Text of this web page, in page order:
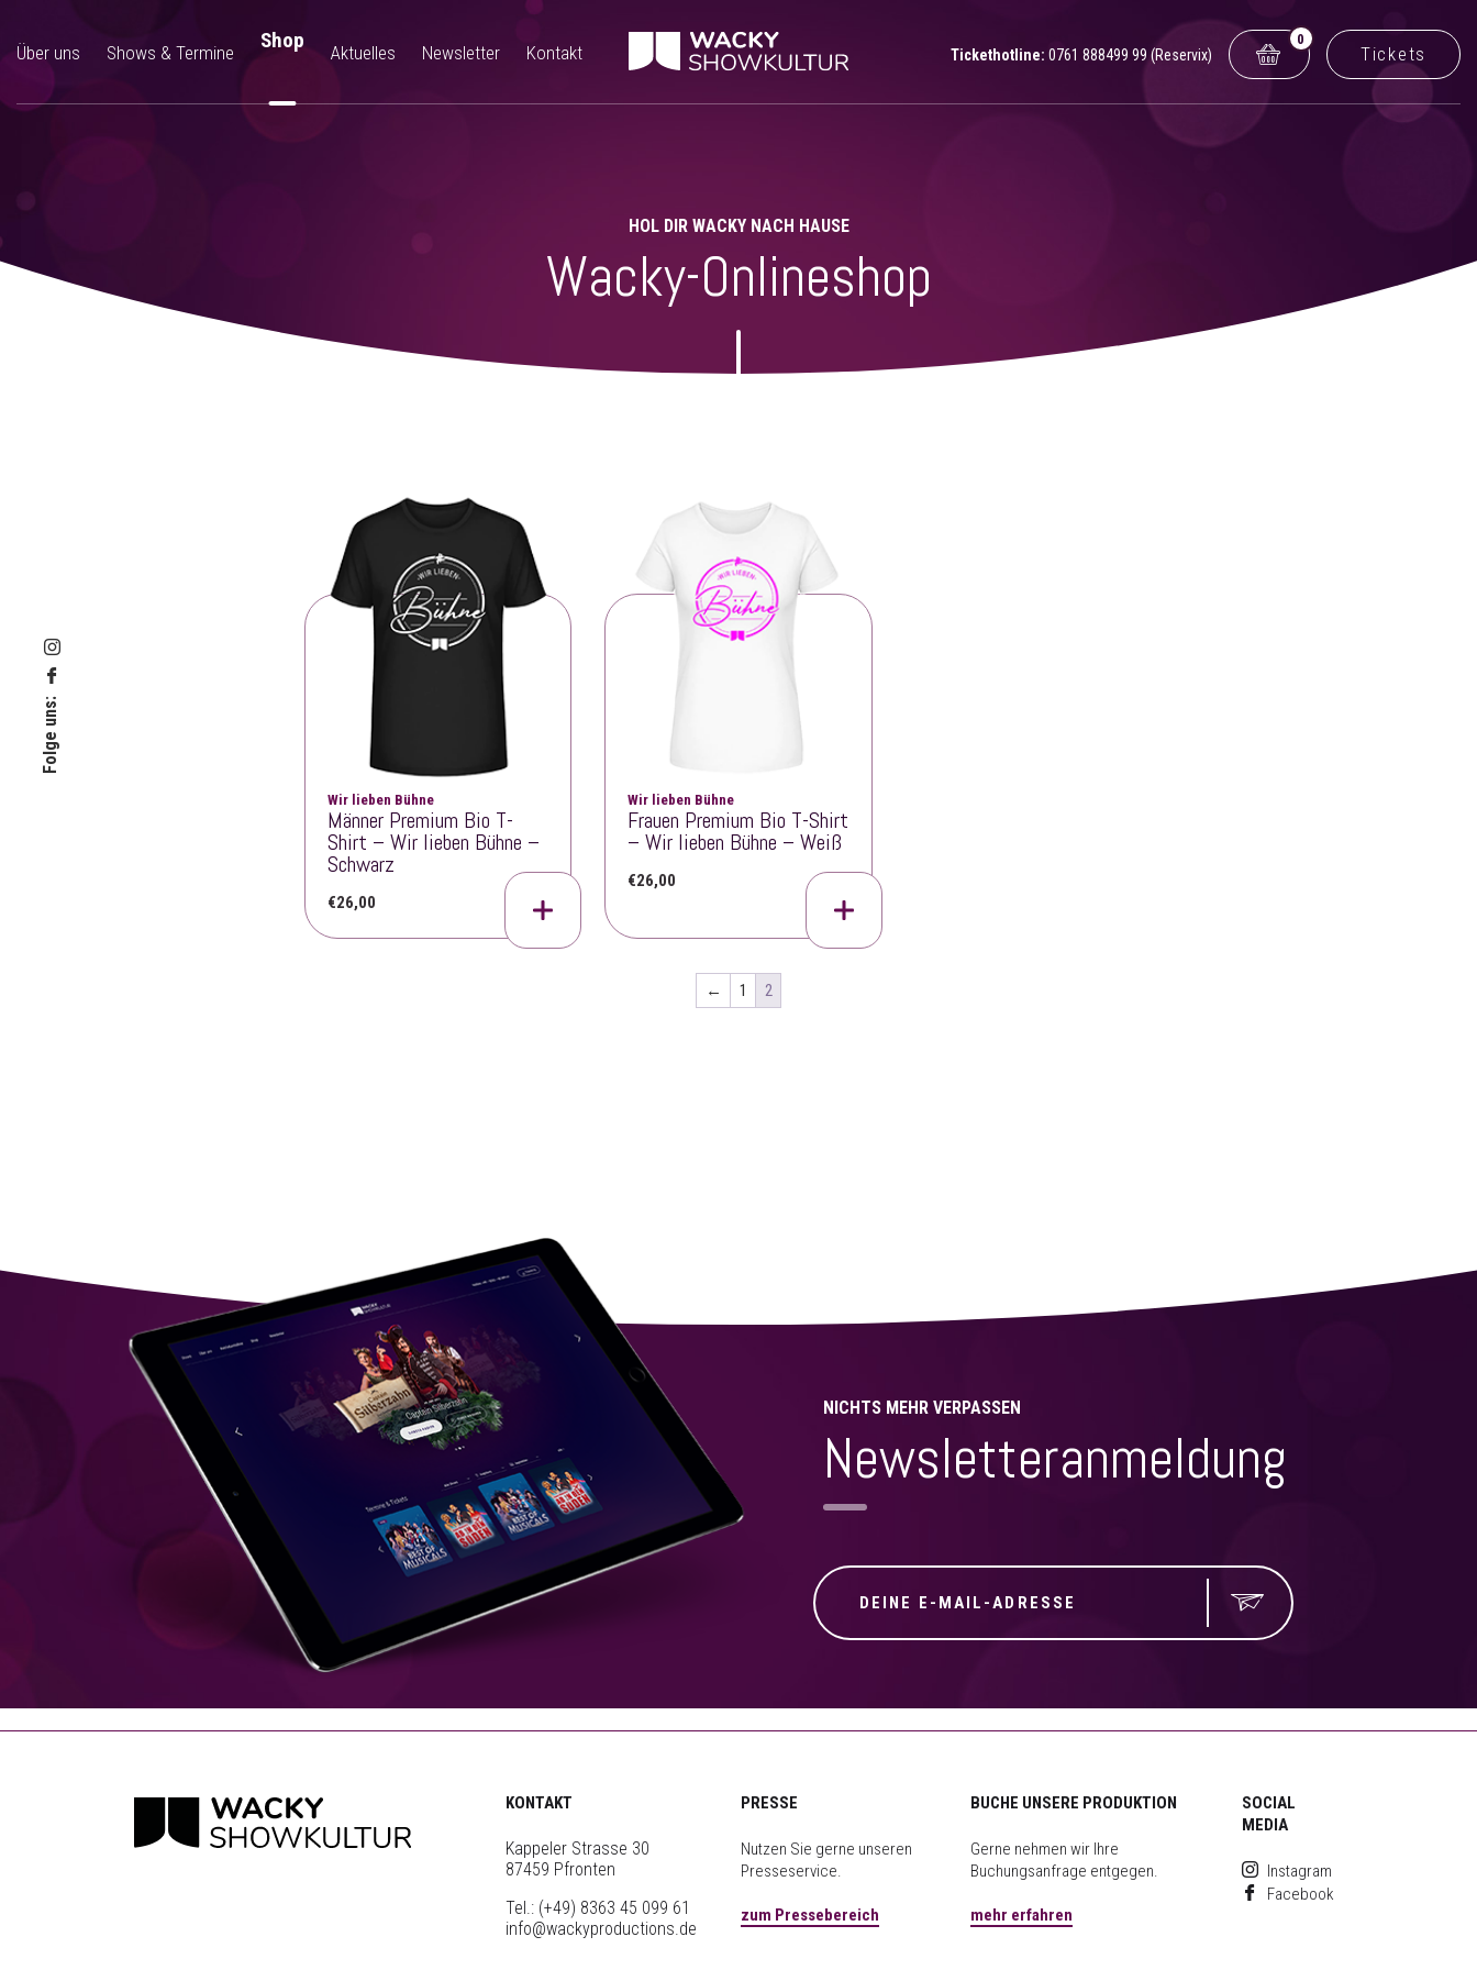
Über uns Shows & Termine Shop Aktuelles Newsletter Kontakt Tickethotline: 0761 888499 99 (Reservix)
0
Tickets
Folge uns:
HOL DIR WACKY NACH HAUSE
Wacky-Onlineshop
Wir lieben Bühne
Männer Premium Bio T-
Shirt – Wir lieben Bühne –
Schwarz
€26,00
Wir lieben Bühne
Frauen Premium Bio T-Shirt
– Wir lieben Bühne – Weiß
€26,00
← 1 2
NICHTS MEHR VERPASSEN
Newsletteranmeldung
KONTAKT
Kappeler Strasse 30
87459 Pfronten
Tel.: (+49) 8363 45 099 61
info@wackyproductions.de
PRESSE
Nutzen Sie gerne unseren
Presseservice.
zum Pressebereich
BUCHE UNSERE PRODUKTION
Gerne nehmen wir Ihre
Buchungsanfrage entgegen.
mehr erfahren
SOCIAL
MEDIA
Instagram
Facebook